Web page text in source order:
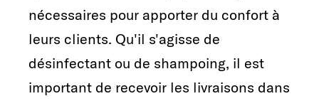
nécessaires pour apporter du confort à
leurs clients. Qu'il s'agisse de
désinfectant ou de shampoing, il est
important de recevoir les livraisons dans